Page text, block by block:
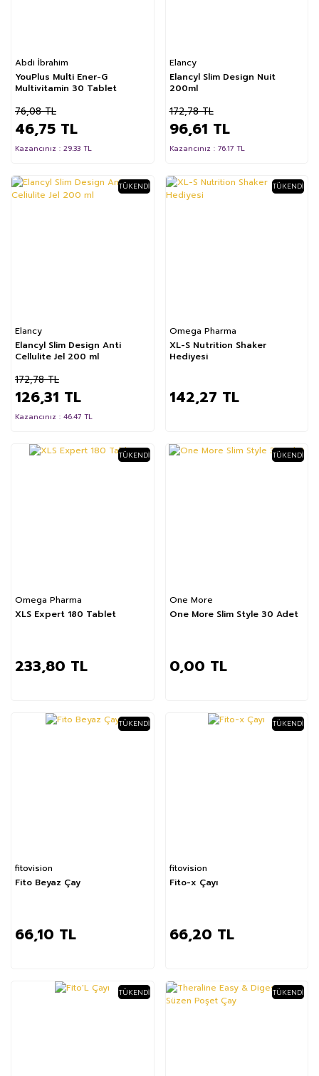
Abdi İbrahim
YouPlus Multi Ener-G
Multivitamin 30 Tablet
46,75 TL
76,08 TL
Kazancınız : 29.33 TL
Elancy
Elancyl Slim Design Nuit
200ml
96,61 TL
172,78 TL
Kazancınız : 76.17 TL
%27 TÜKENDI
Elancy
Elancyl Slim Design Anti
Cellulite Jel 200 ml
126,31 TL
172,78 TL
Kazancınız : 46.47 TL
TÜKENDI
Omega Pharma
XL-S Nutrition Shaker
Hediyesi
142,27 TL
TÜKENDI
Omega Pharma
XLS Expert 180 Tablet
233,80 TL
TÜKENDI
One More
One More Slim Style 30 Adet
0,00 TL
TÜKENDI
fitovision
Fito Beyaz Çay
66,10 TL
TÜKENDI
fitovision
Fito-x Çayı
66,20 TL
TÜKENDI TÜKENDI